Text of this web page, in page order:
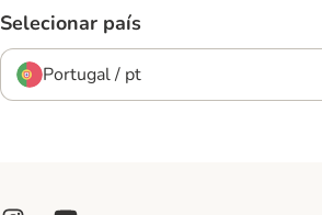
Selecionar país
Portugal / pt